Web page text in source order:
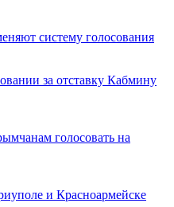
систему голосования
за отставку Кабмину
голосовать на
и Красноармейске